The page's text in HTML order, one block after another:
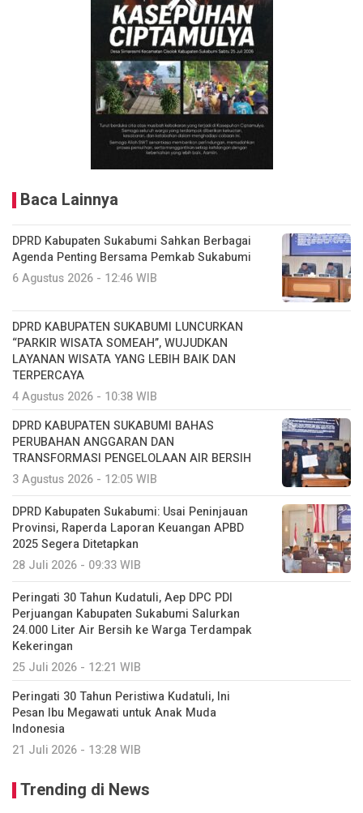
Baca Lainnya
DPRD Kabupaten Sukabumi Sahkan Berbagai
Agenda Penting Bersama Pemkab Sukabumi
6 Agustus 2026 - 12:46 WIB
DPRD KABUPATEN SUKABUMI LUNCURKAN
“PARKIR WISATA SOMEAH”, WUJUDKAN
LAYANAN WISATA YANG LEBIH BAIK DAN
TERPERCAYA
4 Agustus 2026 - 10:38 WIB
DPRD KABUPATEN SUKABUMI BAHAS
PERUBAHAN ANGGARAN DAN
TRANSFORMASI PENGELOLAAN AIR BERSIH
3 Agustus 2026 - 12:05 WIB
DPRD Kabupaten Sukabumi: Usai Peninjauan
Provinsi, Raperda Laporan Keuangan APBD
2025 Segera Ditetapkan
28 Juli 2026 - 09:33 WIB
Peringati 30 Tahun Kudatuli, Aep DPC PDI
Perjuangan Kabupaten Sukabumi Salurkan
24.000 Liter Air Bersih ke Warga Terdampak
Kekeringan
25 Juli 2026 - 12:21 WIB
Peringati 30 Tahun Peristiwa Kudatuli, Ini
Pesan Ibu Megawati untuk Anak Muda
Indonesia
21 Juli 2026 - 13:28 WIB
Trending di News